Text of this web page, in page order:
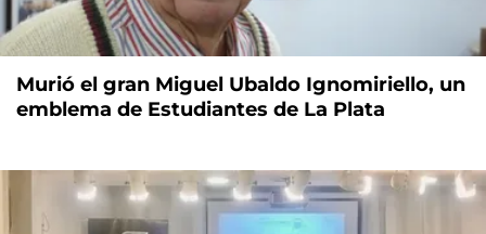
Murió el gran Miguel Ubaldo Ignomiriello, un
emblema de Estudiantes de La Plata